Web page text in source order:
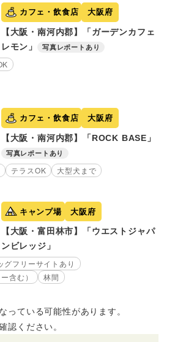
カフェ・飲食店 大阪府
【大阪・南河内郡】「ガーデンカフェ
レモン」
写真レポートあり
カフェ・飲食店 大阪府
【大阪・南河内郡】「ROCK BASE」
写真レポートあり
テラスOK 大型犬まで
キャンプ場 大阪府
【大阪・富田林市】「ウエストジャパ
ンビレッジ」
グフリーサイトあり
含む）
林間
っている可能性があります。
認ください。